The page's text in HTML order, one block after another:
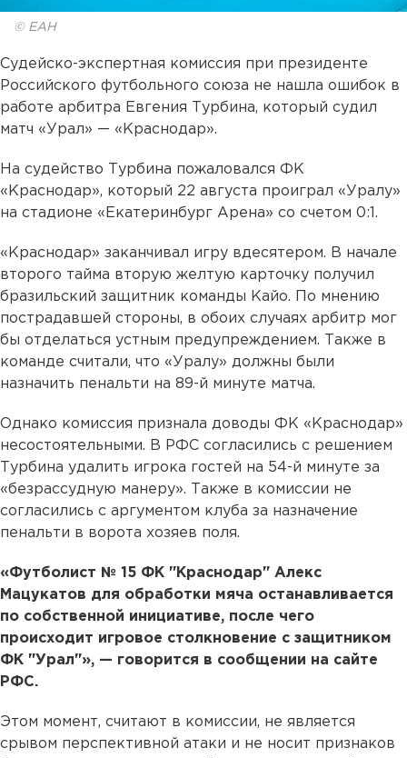
© ЕАН
Судейско-экспертная комиссия при президенте
Российского футбольного союза не нашла ошибок в
работе арбитра Евгения Турбина, который судил
матч «Урал» — «Краснодар».
На судейство Турбина пожаловался ФК
«Краснодар», который 22 августа проиграл «Уралу»
на стадионе «Екатеринбург Арена» со счетом 0:1.
«Краснодар» заканчивал игру вдесятером. В начале
второго тайма вторую желтую карточку получил
бразильский защитник команды Кайо. По мнению
пострадавшей стороны, в обоих случаях арбитр мог
бы отделаться устным предупреждением. Также в
команде считали, что «Уралу» должны были
назначить пенальти на 89-й минуте матча.
Однако комиссия признала доводы ФК «Краснодар»
несостоятельными. В РФС согласились с решением
Турбина удалить игрока гостей на 54-й минуте за
«безрассудную манеру». Также в комиссии не
согласились с аргументом клуба за назначение
пенальти в ворота хозяев поля.
«Футболист № 15 ФК "Краснодар" Алекс
Мацукатов для обработки мяча останавливается
по собственной инициативе, после чего
происходит игровое столкновение с защитником
ФК "Урал"», — говорится в сообщении на сайте
РФС.
Этом момент, считают в комиссии, не является
срывом перспективной атаки и не носит признаков